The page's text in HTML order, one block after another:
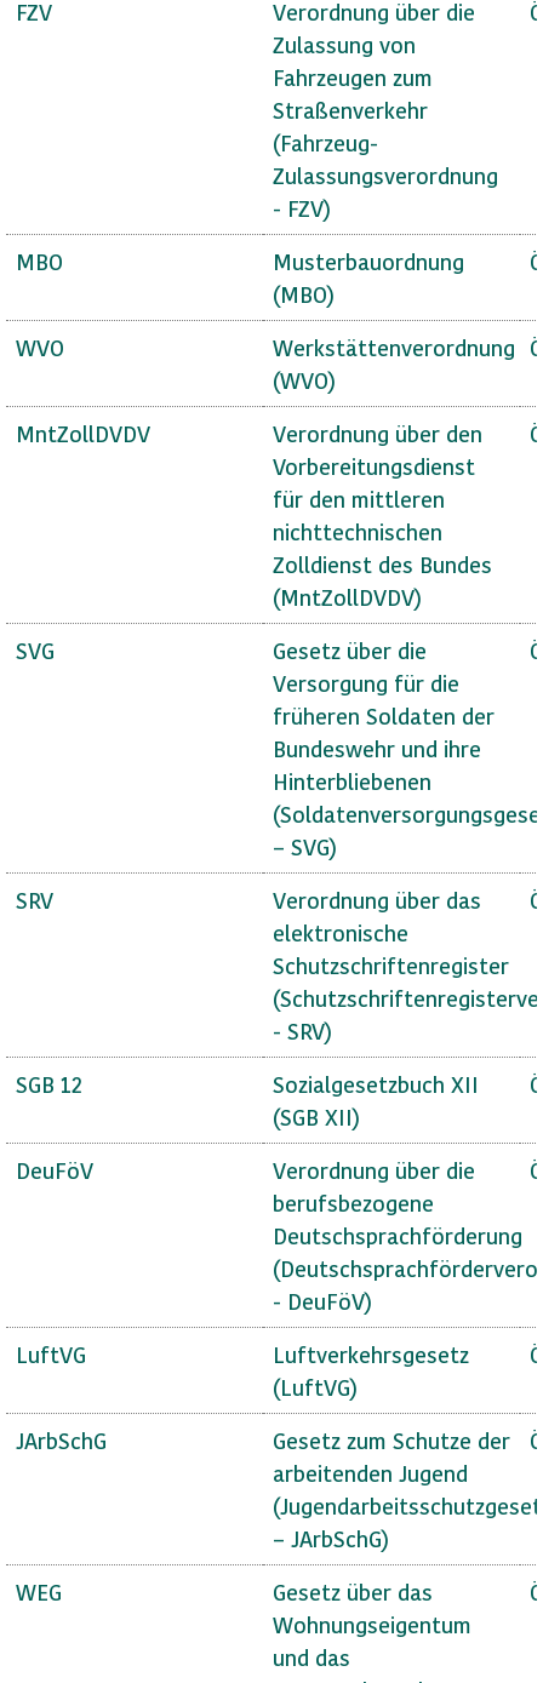
FZV
Verordnung über die
Zulassung von
Fahrzeugen zum
Straßenverkehr
(Fahrzeug-
Zulassungsverordnung
- FZV)
MBO
Musterbauordnung
(MBO)
WVO
Werkstättenverordnung
(WVO)
MntZollDVDV
Verordnung über den
Vorbereitungsdienst
für den mittleren
nichttechnischen
Zolldienst des Bundes
(MntZollDVDV)
SVG
Gesetz über die
Versorgung für die
früheren Soldaten der
Bundeswehr und ihre
Hinterbliebenen
– SVG)
SRV
Verordnung über das
elektronische
Schutzschriftenregister
- SRV)
SGB 12
Sozialgesetzbuch XII
(SGB XII)
DeuFöV
Verordnung über die
berufsbezogene
Deutschsprachförderung
- DeuFöV)
LuftVG
Luftverkehrsgesetz
(LuftVG)
JArbSchG
Gesetz zum Schutze der
arbeitenden Jugend
– JArbSchG)
WEG
Gesetz über das
Wohnungseigentum
und das